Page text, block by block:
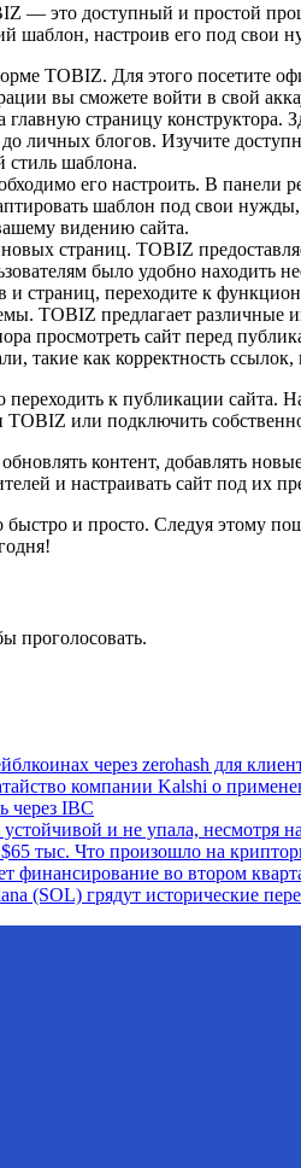
— это доступный и простой
шаблон, настроив его под свои
TOBIZ. Для этого посетите
вы сможете войти в свой
главную страницу
личных блогов. Изучите
стиль шаблона.
его настроить. В панели
шаблон под свои нужды,
видению сайта.
страниц. TOBIZ
было удобно
страниц, переходите к
TOBIZ предлагает различные
просмотреть сайт перед
такие как корректность
переходить к публикации
или подключить
контент, добавлять
и настраивать сайт под их
и просто. Следуя этому
проголосовать.
через zerohash для
компании Kalshi о
через IBC
и не упала, несмотря
тыс. Что произошло на
финансирование во втором
(SOL) грядут исторические